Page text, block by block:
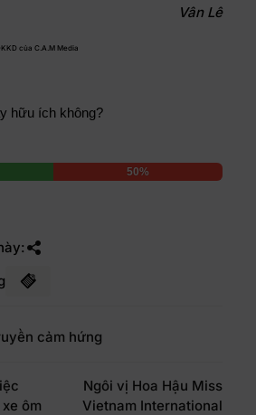
Vân Lê
của C.A.M Media
hữu ích không?
50%
cảm hứng
ôm
Ngôi vị Hoa Hậu Miss
Vietnam International